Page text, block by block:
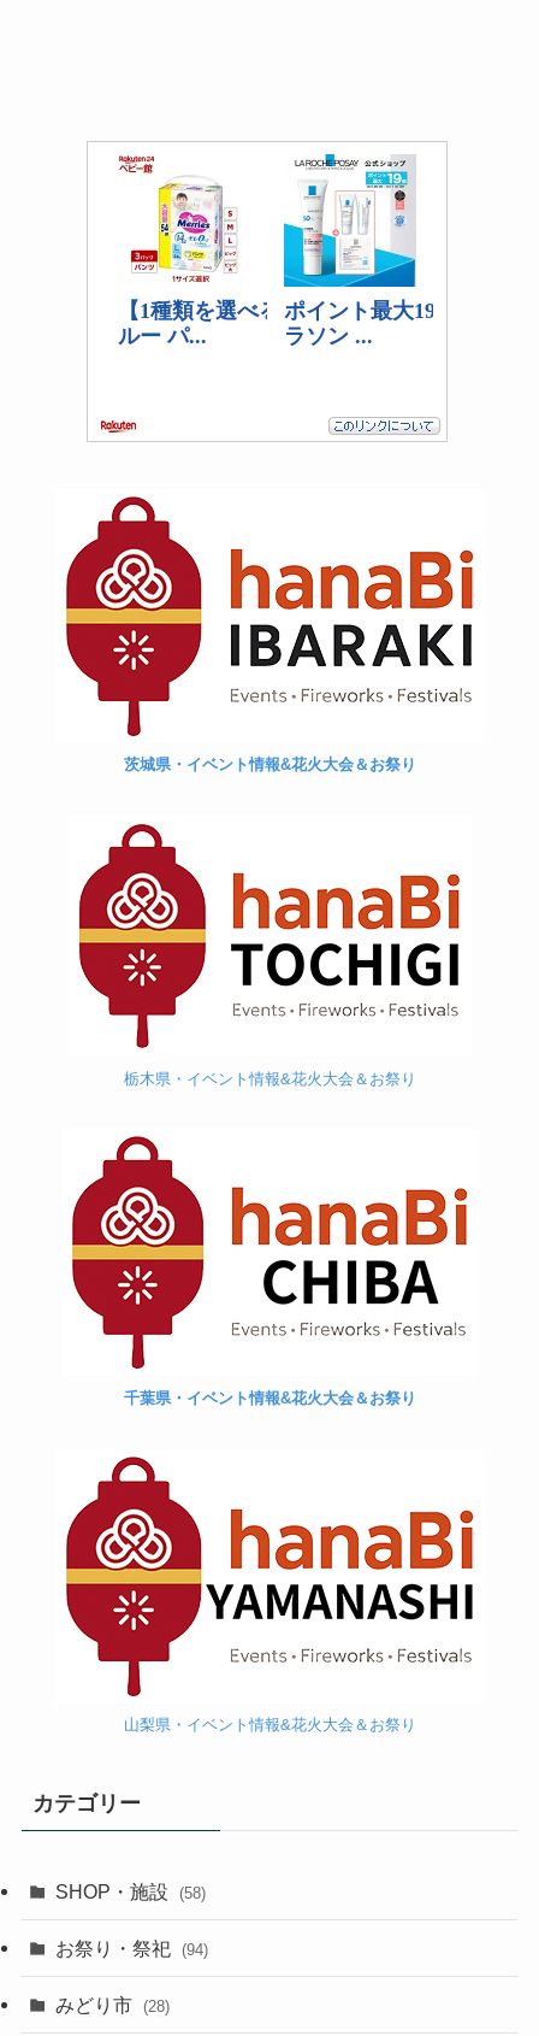
茨城県・イベント情報&花火大会＆お祭り
栃木県・イベント情報&花火大会＆お祭り
千葉県・イベント情報&花火大会＆お祭り
山梨県・イベント情報&花火大会＆お祭り
カテゴリー
SHOP・施設 (58)
お祭り・祭祀 (94)
みどり市 (28)